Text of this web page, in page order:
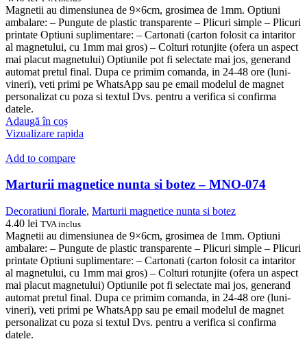
Magnetii au dimensiunea de 9×6cm, grosimea de 1mm. Optiuni
ambalare: – Pungute de plastic transparente – Plicuri simple – Plicuri
printate Optiuni suplimentare: – Cartonati (carton folosit ca intaritor
al magnetului, cu 1mm mai gros) – Colturi rotunjite (ofera un aspect
mai placut magnetului) Optiunile pot fi selectate mai jos, generand
automat pretul final. Dupa ce primim comanda, in 24-48 ore (luni-
vineri), veti primi pe WhatsApp sau pe email modelul de magnet
personalizat cu poza si textul Dvs. pentru a verifica si confirma
datele.
Adaugă în coș
Vizualizare rapida
Add to compare
Marturii magnetice nunta si botez – MNO-074
Decoratiuni florale, Marturii magnetice nunta si botez
4.40 lei TVA inclus
Magnetii au dimensiunea de 9×6cm, grosimea de 1mm. Optiuni
ambalare: – Pungute de plastic transparente – Plicuri simple – Plicuri
printate Optiuni suplimentare: – Cartonati (carton folosit ca intaritor
al magnetului, cu 1mm mai gros) – Colturi rotunjite (ofera un aspect
mai placut magnetului) Optiunile pot fi selectate mai jos, generand
automat pretul final. Dupa ce primim comanda, in 24-48 ore (luni-
vineri), veti primi pe WhatsApp sau pe email modelul de magnet
personalizat cu poza si textul Dvs. pentru a verifica si confirma
datele.